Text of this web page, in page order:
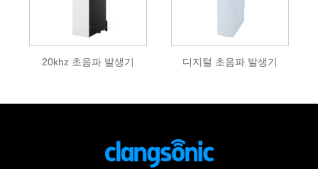
20khz 초음파 발생기 디지털 초음파 발생기